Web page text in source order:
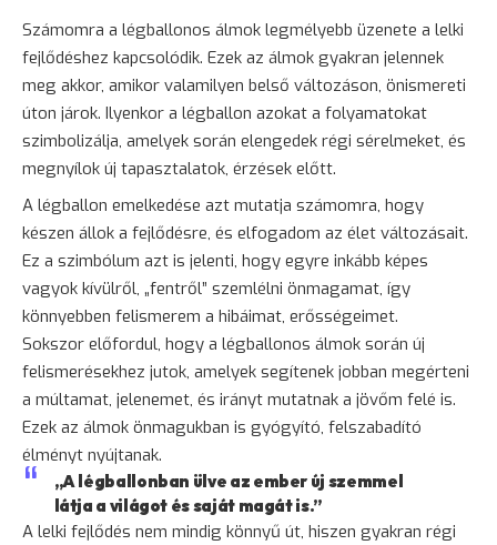
Számomra a légballonos álmok legmélyebb üzenete a lelki
fejlődéshez kapcsolódik. Ezek az álmok gyakran jelennek
meg akkor, amikor valamilyen belső változáson, önismereti
úton járok. Ilyenkor a légballon azokat a folyamatokat
szimbolizálja, amelyek során elengedek régi sérelmeket, és
megnyílok új tapasztalatok, érzések előtt.
A légballon emelkedése azt mutatja számomra, hogy
készen állok a fejlődésre, és elfogadom az élet változásait.
Ez a szimbólum azt is jelenti, hogy egyre inkább képes
vagyok kívülről, „fentről” szemlélni önmagamat, így
könnyebben felismerem a hibáimat, erősségeimet.
Sokszor előfordul, hogy a légballonos álmok során új
felismerésekhez jutok, amelyek segítenek jobban megérteni
a múltamat, jelenemet, és irányt mutatnak a jövőm felé is.
Ezek az álmok önmagukban is gyógyító, felszabadító
élményt nyújtanak.
„A légballonban ülve az ember új szemmel
látja a világot és saját magát is.”
A lelki fejlődés nem mindig könnyű út, hiszen gyakran régi